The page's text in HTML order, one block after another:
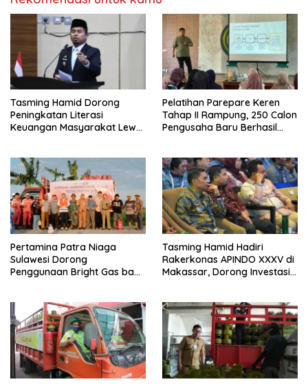
Tasming Hamid Dorong
Peningkatan Literasi
Keuangan Masyarakat Lewat
Pelatihan Parepare Keren
Tahap II Rampung, 250 Calon
Pengusaha Baru Berhasil
Pertamina Patra Niaga
Sulawesi Dorong
Penggunaan Bright Gas bagi
Tasming Hamid Hadiri
Rakerkonas APINDO XXXV di
Makassar, Dorong Investasi